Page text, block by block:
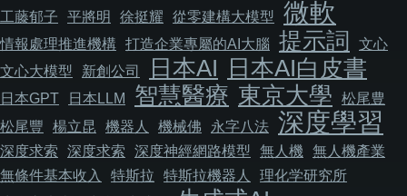
工藤郁子
平將明 徐挺耀 從零建構大模型 微軟
情報處理推進機構 打造企業專屬的AI大腦 提示詞
文心
文心大模型
新創公司 日本AI 日本AI白皮書
日本GPT 日本LLM 智慧醫療 東京大學
松尾豊
松尾豐
楊立昆 機器人 機械佛 永字八法 深度學習
深度求索 深度求索 深度神經網路模型 無人機
無人機產業
無條件基本收入
特斯拉 特斯拉機器人
理化学研究所